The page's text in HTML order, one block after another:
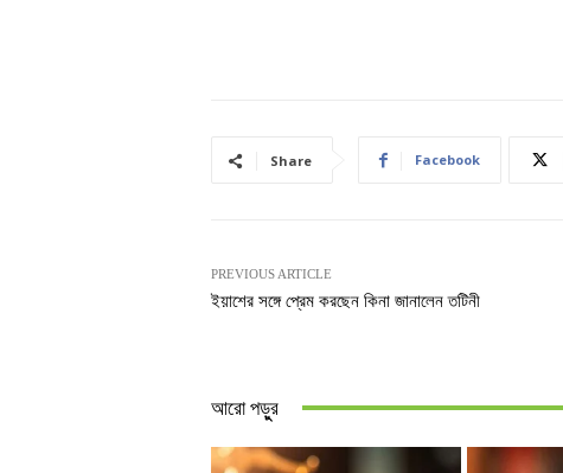
Share Facebook
PREVIOUS ARTICLE
ইয়াশের সঙ্গে প্রেম করছেন কিনা জানালেন তটিনী
আরো পড়ুুর